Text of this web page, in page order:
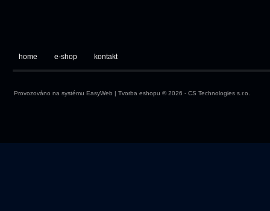
home e-shop kontakt
Provozováno na systému EasyWeb | Tvorba eshopu © 2026 - CS Technologies s.r.o.